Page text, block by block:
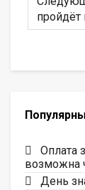
пройдёт
Оплата
возможна
День